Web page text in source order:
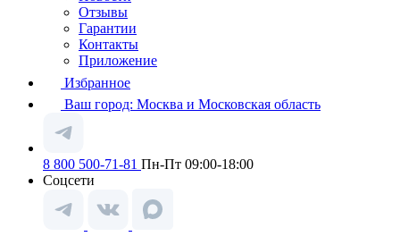
Отзывы
Гарантии
Контакты
Приложение
Избранное
Ваш город: Москва и Московская область
8 800 500-71-81 Пн-Пт 09:00-18:00
Соцсети